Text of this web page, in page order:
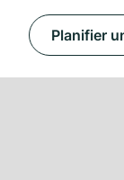
Planifier